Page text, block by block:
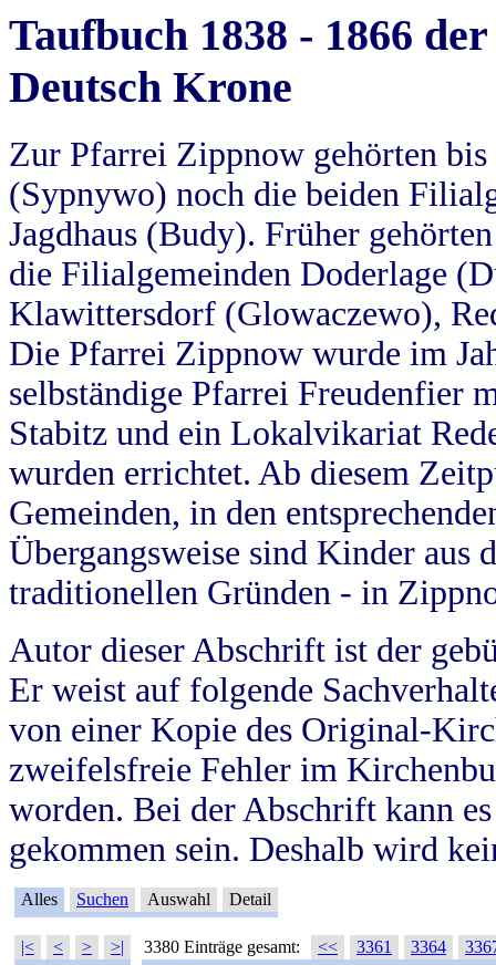
Taufbuch 1838 - 1866
Deutsch Krone
Zur Pfarrei Zippnow gehörten
(Sypnywo) noch die beiden
Jagdhaus (Budy). Früher
die Filialgemeinden Doderlage
Klawittersdorf (Glowaczewo),
Die Pfarrei Zippnow wurde im
selbständige Pfarrei Freudenfier
Stabitz und ein Lokalvikariat
wurden errichtet. Ab diesem
Gemeinden, in den
Übergangsweise sind Kinder aus
traditionellen Gründen - in
Autor dieser Abschrift ist der
Er weist auf folgende
von einer Kopie des Original-
zweifelsfreie Fehler im
worden. Bei der Abschrift kann
gekommen sein. Deshalb wird
Alles Suchen Auswahl Detail
|< < > >| 3380 Einträge gesamt: << 3361 3364